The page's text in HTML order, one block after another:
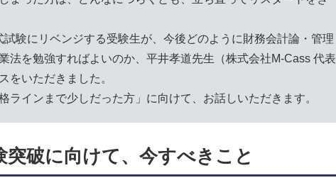
試験にリベンジする受験生が、今後どのように財務会計論・管理
法を勉強すればよいのか、平井孝道先生（株式会社M-Cass 代表
をいただきました。
ラインまで少しだった方」に向けて、お話しいただきます。
突破に向けて、今すべきこと